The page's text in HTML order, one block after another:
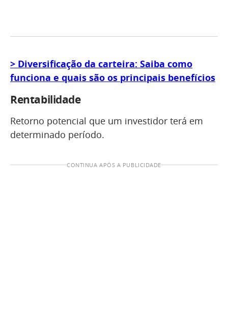
> Diversificação da carteira: Saiba como
funciona e quais são os principais benefícios
Rentabilidade
Retorno potencial que um investidor terá em
determinado período.
CONTINUA APÓS A PUBLICIDADE